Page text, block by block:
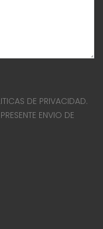
DE PRIVACIDAD.
ENVIO DE